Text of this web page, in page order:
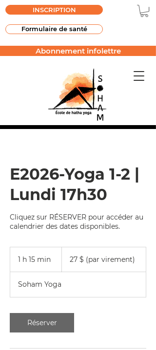
Abonnement infolettre
INSCRIPTION
Formulaire de santé
E2026-Yoga 1-2 |
Lundi 17h30
Cliquez sur RÉSERVER pour accéder au
calendrier des dates disponibles.
1 h 15 min
m
i
(par27 $ (par virement)
Soham Yoga
Réserver